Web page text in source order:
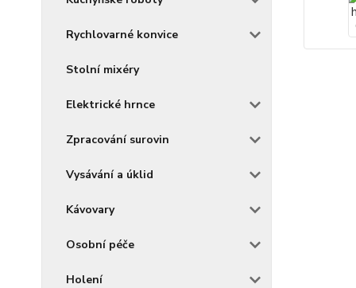
Rychlovarné konvice
Stolní mixéry
Elektrické hrnce
Zpracování surovin
Vysávání a úklid
Kávovary
Osobní péče
Holení